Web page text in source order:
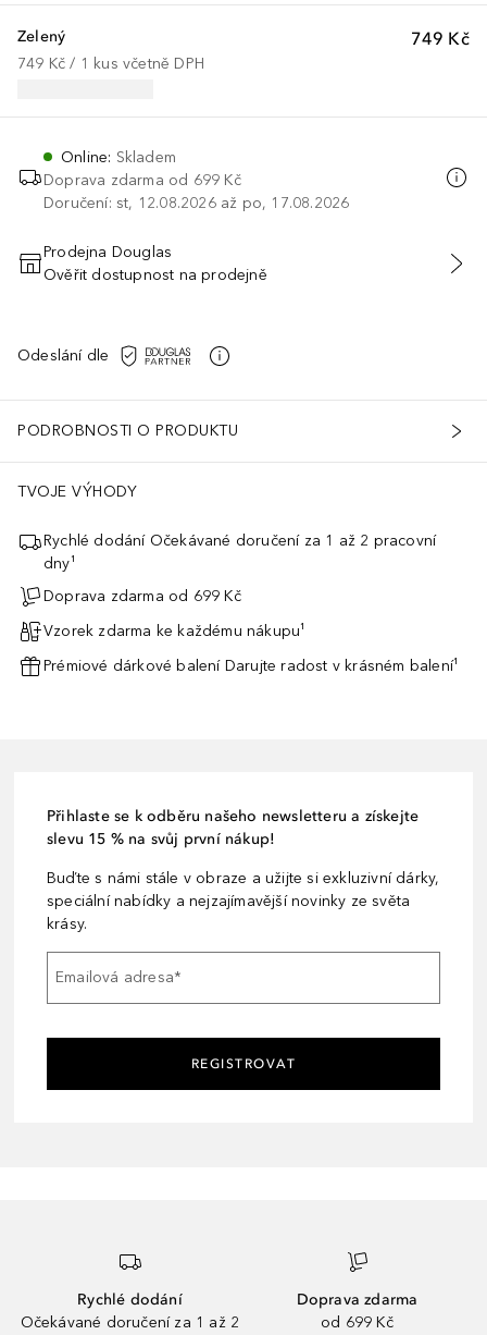
749 Kč
Zelený
749 Kč / 1 kus včetně DPH
Online: Skladem
Doprava zdarma od 699 Kč
Doručení: st, 12.08.2026 až po, 17.08.2026
PŘIDAT DO KOŠÍKU
Prodejna Douglas
Ověřit dostupnost na prodejně
Odeslání dle
PODROBNOSTI O PRODUKTU
TVOJE VÝHODY
Rychlé dodání Očekávané doručení za 1 až 2 pracovní
dny¹
Doprava zdarma od 699 Kč
Vzorek zdarma ke každému nákupu¹
Prémiové dárkové balení Darujte radost v krásném balení¹
Přihlaste se k odběru našeho newsletteru a získejte
slevu 15 % na svůj první nákup!
Buďte s námi stále v obraze a užijte si exkluzivní dárky,
speciální nabídky a nejzajímavější novinky ze světa
krásy.
Emailová adresa*
REGISTROVAT
Rychlé dodání
Očekávané doručení za 1 až 2
Doprava zdarma
od 699 Kč